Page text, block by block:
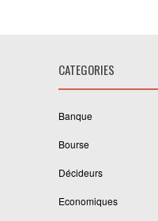
CATEGORIES
Banque
Bourse
Décideurs
Economiques